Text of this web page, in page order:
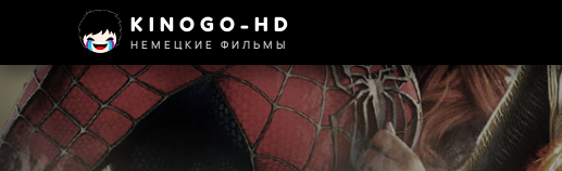
KINOGO-HD
НЕМЕЦКИЕ ФИЛЬМЫ